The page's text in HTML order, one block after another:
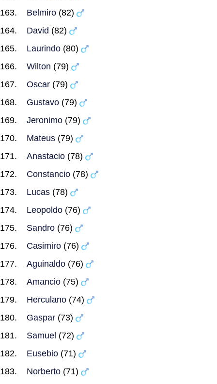
Belmiro (82)
David (82)
Laurindo (80)
Wilton (79)
Oscar (79)
Gustavo (79)
Jeronimo (79)
Mateus (79)
Anastacio (78)
Constancio (78)
Lucas (78)
Leopoldo (76)
Sandro (76)
Casimiro (76)
Aguinaldo (76)
Amancio (75)
Herculano (74)
Gaspar (73)
Samuel (72)
Eusebio (71)
Norberto (71)